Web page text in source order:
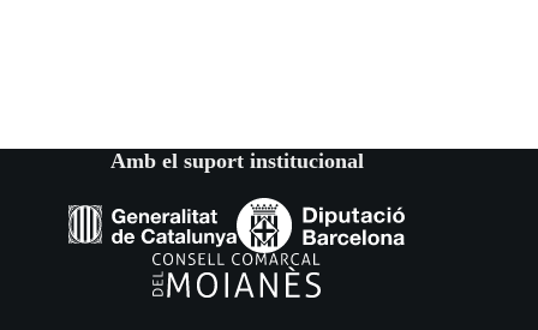
Amb el suport institucional